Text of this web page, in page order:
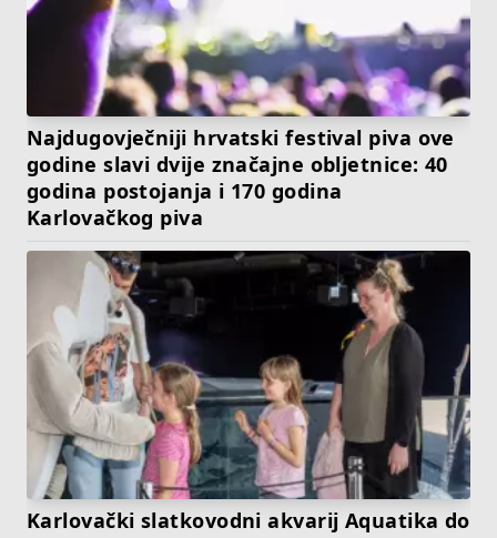
Najdugovječniji hrvatski festival piva ove
godine slavi dvije značajne obljetnice: 40
godina postojanja i 170 godina
Karlovačkog piva
Karlovački slatkovodni akvarij Aquatika do